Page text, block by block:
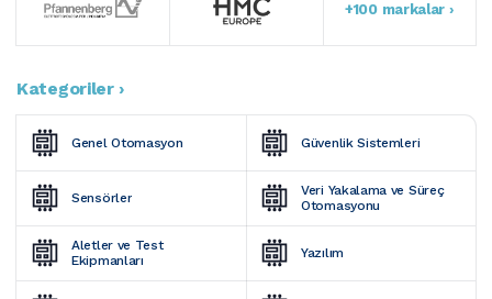
+100 markalar ›
Kategoriler ›
Genel Otomasyon Güvenlik Sistemleri
Sensörler
Veri Yakalama ve Süreç
Otomasyonu
Aletler ve Test
Ekipmanları
Yazılım